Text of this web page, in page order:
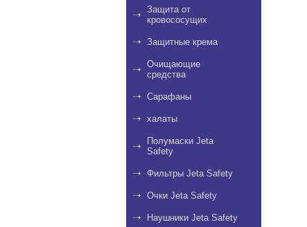
Защита от
кровососущих
Защитные крема
Очищающие
средства
Сарафаны
халаты
Полумаски Jeta
Safety
Фильтры Jeta Safety
Очки Jeta Safety
Наушники Jeta Safety